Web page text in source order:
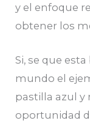
y el enfoque
obtener los
Si, se que
mundo el
pastilla azul y
oportunidad